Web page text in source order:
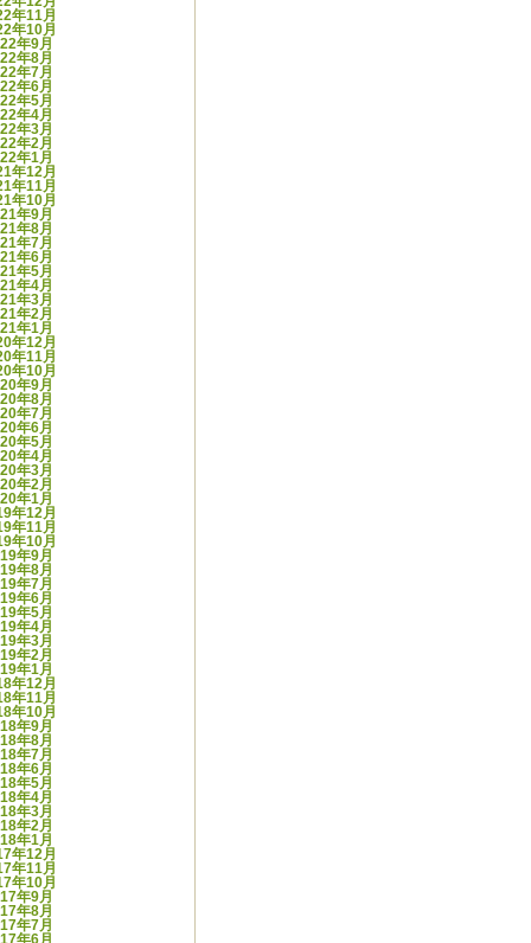
年11月
年10月
年9月
年8月
年7月
年6月
年5月
年4月
年3月
年2月
年1月
年12月
年11月
年10月
年9月
年8月
年7月
年6月
年5月
年4月
年3月
年2月
年1月
年12月
年11月
年10月
年9月
年8月
年7月
年6月
年5月
年4月
年3月
年2月
年1月
年12月
年11月
年10月
年9月
年8月
年7月
年6月
年5月
年4月
年3月
年2月
年1月
年12月
年11月
年10月
年9月
年8月
年7月
年6月
年5月
年4月
年3月
年2月
年1月
年12月
年11月
年10月
年9月
年8月
年7月
年6月